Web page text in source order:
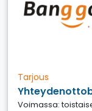
Tarjous
Voimassa: